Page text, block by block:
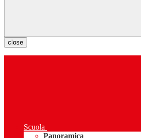
close
Scuola
Panoramica